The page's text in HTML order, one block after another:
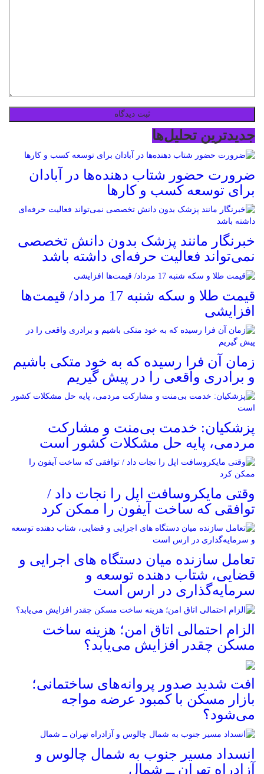
جدیدترین تحلیل‌ها
ضرورت حضور شتاب ‌دهنده‌ها در آبادان
برای توسعه کسب‌ و کارها
خبرنگار مانند پزشک بدون دانش تخصصی
نمی‌تواند فعالیت حرفه‌ای داشته باشد
قیمت طلا و سکه شنبه 17 مرداد/ قیمت‌ها
افزایشی
زمان آن فرا رسیده که به خود متکی باشیم
و برادری واقعی را در پیش گیریم
پزشکیان: خدمت بی‌منت و مشارکت
مردمی، پایه حل مشکلات کشور است
وقتی مایکروسافت اپل را نجات داد /
توافقی که ساخت آیفون را ممکن کرد
تعامل سازنده میان دستگاه‌ های اجرایی و
قضایی، شتاب‌ دهنده توسعه و
سرمایه‌گذاری در ارس است
الزام احتمالی اتاق امن؛ هزینه ساخت
مسکن چقدر افزایش می‌یابد؟
افت شدید صدور پروانه‌های ساختمانی؛
بازار مسکن با کمبود عرضه مواجه
می‌شود؟
انسداد مسیر جنوب به شمال چالوس و
آزادراه تهران ــ شمال